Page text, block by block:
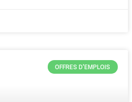
OFFRES D'EMPLOIS